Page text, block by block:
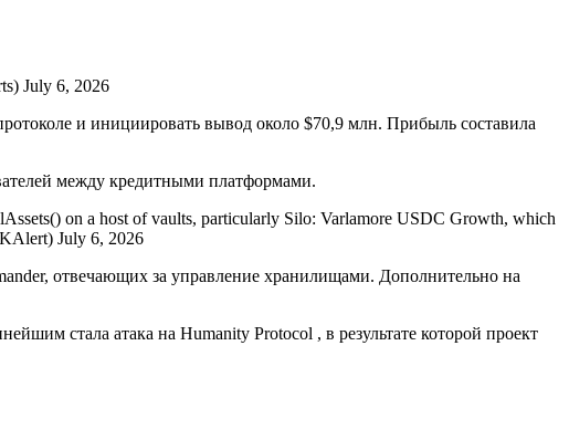
July 6, 2026
и инициировать вывод около $70,9 млн. Прибыль составила
между кредитными платформами.
on a host of vaults, particularly Silo: Varlamore USDC Growth, which
July 6, 2026
отвечающих за управление хранилищами. Дополнительно на
стала атака на Humanity Protocol , в результате которой проект